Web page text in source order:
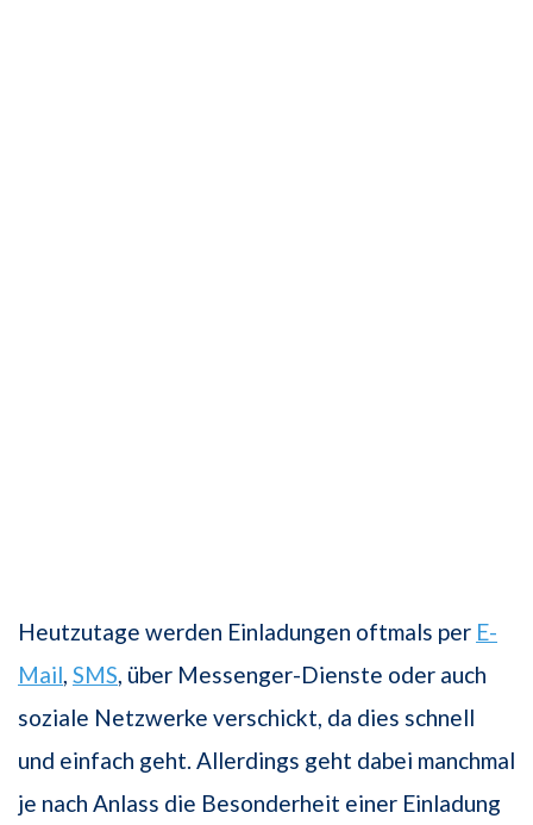
Heutzutage werden Einladungen oftmals per E-
Mail SMS , über Messenger-Dienste oder auch
soziale Netzwerke verschickt, da dies schnell
und einfach geht. Allerdings geht dabei manchmal
je nach Anlass die Besonderheit einer Einladung